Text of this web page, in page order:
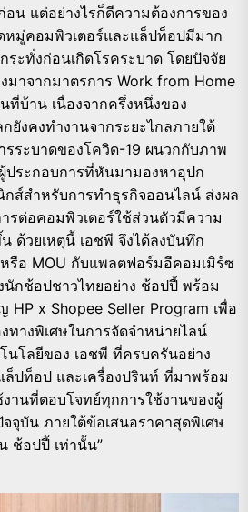
อน แต่อย่างไรก็ดีความต้องการของ
มู่คอมพิวเตอร์และแล็ปท็อปมีมาก
ระทั่งก่อนเกิดโรคระบาด โดยปัจจัย
มาจากมาตรการ Work from Home
ที่บ้าน เนื่องจากครึ่งหนึ่งของ
ยังคงทำงานจากระยะไกลภายใต้
ระบาดของโควิด-19 ผนวกกับภาพ
ประกอบการที่หันมามองหาอุปก
ส์สำหรับการทำธุรกิจออนไลน์ ส่งผล
รต่อคอมพิวเตอร์ใช้ส่วนตัวมีความ
ด้วยเหตุนี้ เอชพี จึงได้ลงบันทึก
รือ MOU กับแพลตฟอร์มอีคอมเมิร์ซ
กช้อปชาวไทยอย่าง ช้อปปี้ พร้อม
HP x Shopee Seller Program เพื่อ
ทางพิเศษในการจัดจำหน่ายไลน์
โลยีของ เอชพี ที่ครบครันอย่าง
ล็ปท็อป และเครื่องปรินท์ ที่มาพร้อม
านที่ตอบโจทย์ทุกการใช้งานของผู้
จุบัน ภายใต้ข้อเสนอราคาสุดพิเศษ
ช้อปปี้ เท่านั้น”